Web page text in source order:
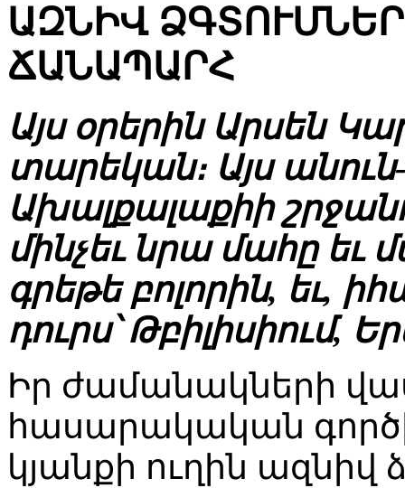
ԱԶՆԻՎ
ՃԱՆԱՊԱՐՀ
Այս օրերին Արսեն
տարեկան։ Այս
Ախալքալաքիի
մինչեւ նրա մահը եւ
գրեթե բոլորին, եւ,
դուրս՝ Թբիլիսիում,
Իր ժամանակների
հասարակական
կյանքի ուղին ազնիվ